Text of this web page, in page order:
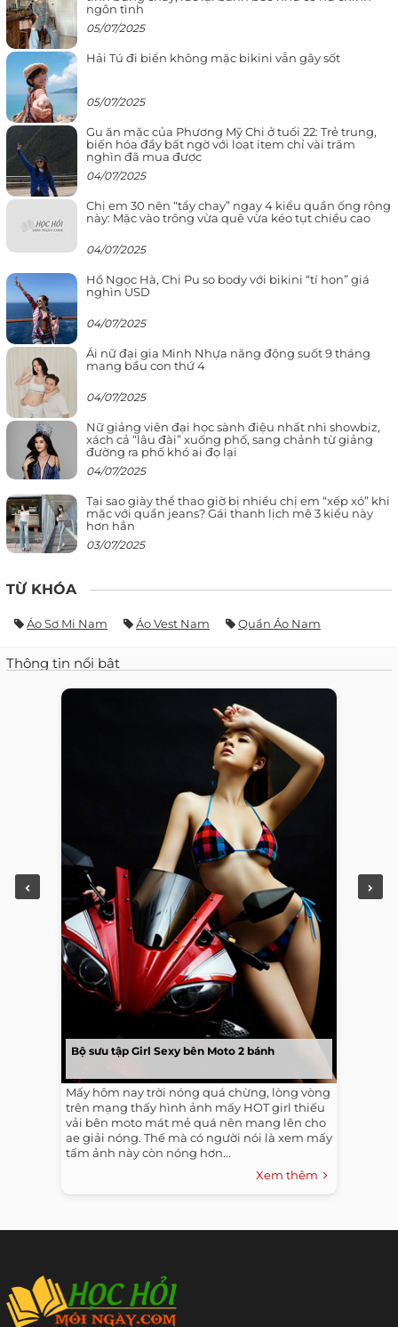
ngôn tình
05/07/2025
Hải Tú đi biển không mặc bikini vẫn gây sốt
05/07/2025
Gu ăn mặc của Phương Mỹ Chi ở tuổi 22: Trẻ trung,
biến hóa đầy bất ngờ với loạt item chỉ vài trăm
nghìn đã mua được
04/07/2025
Chị em 30 nên “tẩy chay” ngay 4 kiểu quần ống rộng
này: Mặc vào trông vừa quê vừa kéo tụt chiều cao
04/07/2025
Hồ Ngọc Hà, Chi Pu so body với bikini “tí hon” giá
nghìn USD
04/07/2025
Ái nữ đại gia Minh Nhựa năng động suốt 9 tháng
mang bầu con thứ 4
04/07/2025
Nữ giảng viên đại học sành điệu nhất nhì showbiz,
xách cả “lâu đài” xuống phố, sang chảnh từ giảng
đường ra phố khó ai đọ lại
04/07/2025
Tại sao giày thể thao giờ bị nhiều chị em “xếp xó” khi
mặc với quần jeans? Gái thanh lịch mê 3 kiểu này
hơn hẳn
03/07/2025
TỪ KHÓA
Áo Sơ Mi Nam Áo Vest Nam Quần Áo Nam
Thông tin nổi bật
Bộ sưu tập Girl Sexy bên Moto 2 bánh
Mấy hôm nay trời nóng quá chừng, lòng vòng
trên mạng thấy hình ảnh mấy HOT girl thiếu
vải bên moto mát mẻ quá nên mang lên cho
ae giải nóng. Thế mà có người nói là xem mấy
tấm ảnh này còn nóng hơn...
Xem thêm